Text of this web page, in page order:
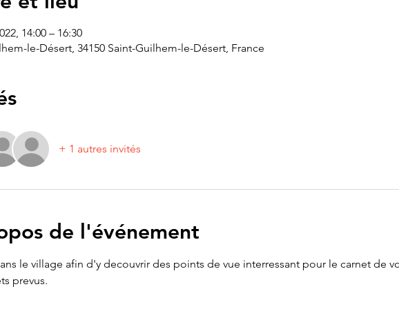
14:00 – 16:30
le-Désert, 34150 Saint-Guilhem-le-Désert, France
+ 1 autres invités
de l'événement
le village afin d'y decouvrir des points de vue interressant pour le carnet de
prevus.